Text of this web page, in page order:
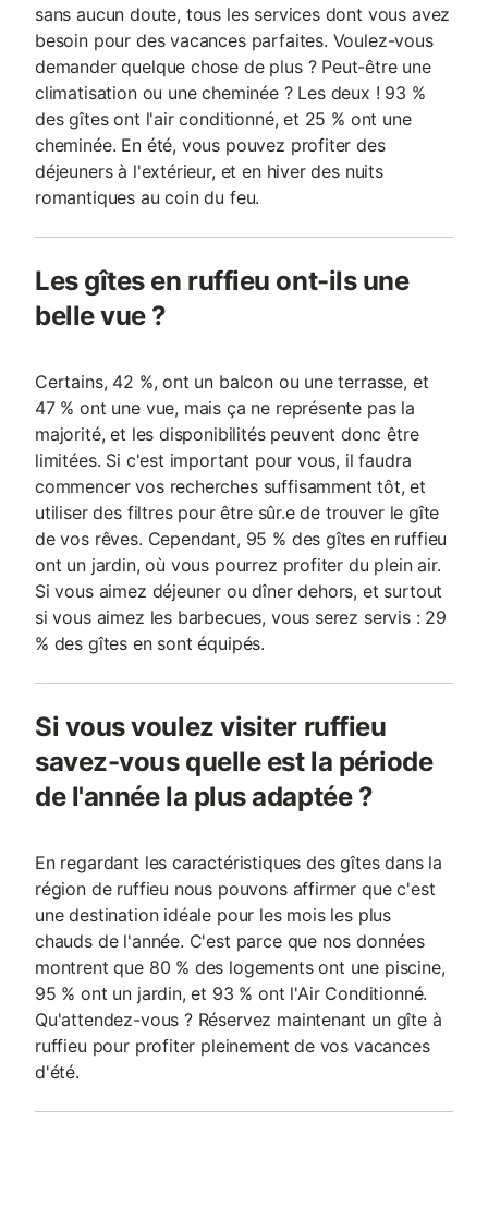
sans aucun doute, tous les services dont vous avez
besoin pour des vacances parfaites. Voulez-vous
demander quelque chose de plus ? Peut-être une
climatisation ou une cheminée ? Les deux ! 93 %
des gîtes ont l'air conditionné, et 25 % ont une
cheminée. En été, vous pouvez profiter des
déjeuners à l'extérieur, et en hiver des nuits
romantiques au coin du feu.
Les gîtes en ruffieu ont-ils une
belle vue ?
Certains, 42 %, ont un balcon ou une terrasse, et
47 % ont une vue, mais ça ne représente pas la
majorité, et les disponibilités peuvent donc être
limitées. Si c'est important pour vous, il faudra
commencer vos recherches suffisamment tôt, et
utiliser des filtres pour être sûr.e de trouver le gîte
de vos rêves. Cependant, 95 % des gîtes en ruffieu
ont un jardin, où vous pourrez profiter du plein air.
Si vous aimez déjeuner ou dîner dehors, et surtout
si vous aimez les barbecues, vous serez servis : 29
% des gîtes en sont équipés.
Si vous voulez visiter ruffieu
savez-vous quelle est la période
de l'année la plus adaptée ?
En regardant les caractéristiques des gîtes dans la
région de ruffieu nous pouvons affirmer que c'est
une destination idéale pour les mois les plus
chauds de l'année. C'est parce que nos données
montrent que 80 % des logements ont une piscine,
95 % ont un jardin, et 93 % ont l'Air Conditionné.
Qu'attendez-vous ? Réservez maintenant un gîte à
ruffieu pour profiter pleinement de vos vacances
d'été.